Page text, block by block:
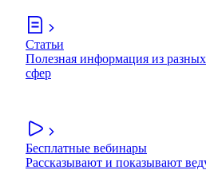
Статьи
Полезная информация из
сфер
Бесплатные вебинары
Рассказывают и показывают